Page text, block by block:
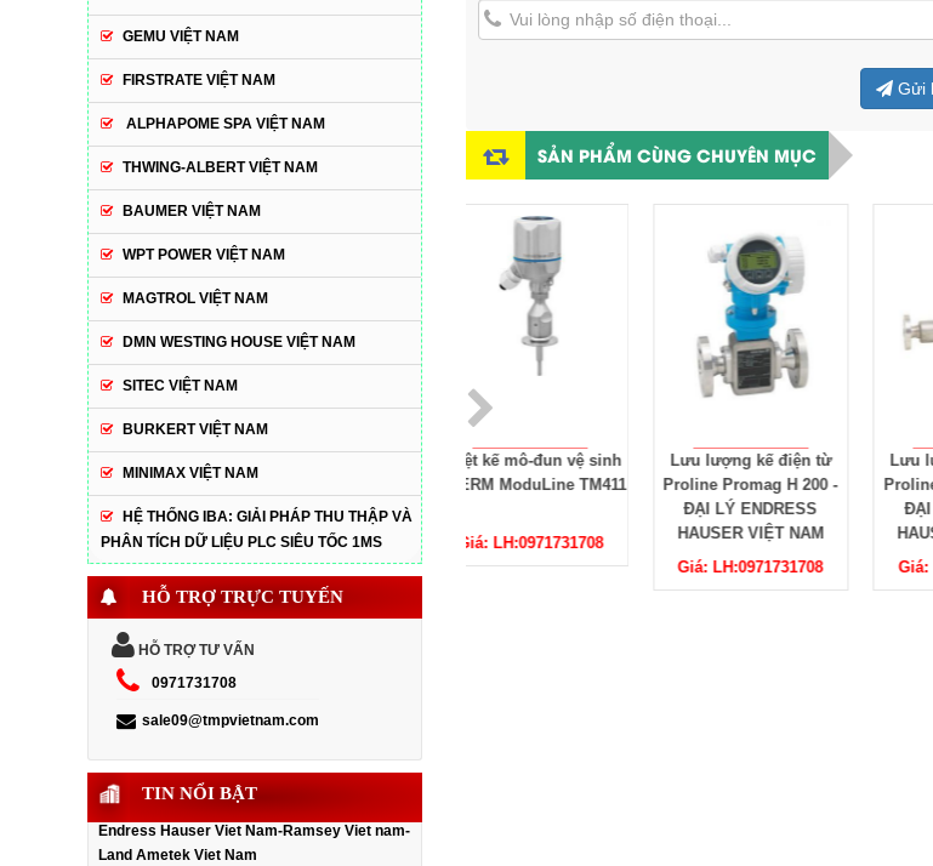
Gửi
SẢN PHẨM CÙNG CHUYÊN MỤC
Lưu lượng kế điện từ
Proline Promag W400 -
ĐẠI LÝ ENDRESS
HAUSER VIỆT NAM
Giá: Liên hệ
Nhiệt kế mô-đun vệ sinh
iTHERM ModuLine TM411
Giá: LH:0971731708
Lưu lượng kế điện từ
Proline Promag H 200 -
HAUSER VIỆT NAM
Giá: LH:0971731708
Lưu lượng kế điện từ
Proline Promag F 300 -
ĐẠI LÝ ENDRESS
HAUSER VIỆT NAM
Giá: LH:0971731708
GEMU VIỆT NAM
FIRSTRATE VIỆT NAM
ALPHAPOME SPA VIỆT NAM
THWING-ALBERT VIỆT NAM
BAUMER VIỆT NAM
WPT POWER VIỆT NAM
MAGTROL VIỆT NAM
DMN WESTING HOUSE VIỆT NAM
SITEC VIỆT NAM
BURKERT VIỆT NAM
MINIMAX VIỆT NAM
HỆ THỐNG IBA: GIẢI PHÁP THU THẬP VÀ
PHÂN TÍCH DỮ LIỆU PLC SIÊU TỐC 1MS
HỖ TRỢ TRỰC TUYẾN
HỖ TRỢ TƯ VẤN
0971731708
sale09@tmpvietnam.com
TIN NỔI BẬT
Kho hàng tháng 3-Red Lion Viet Nam-